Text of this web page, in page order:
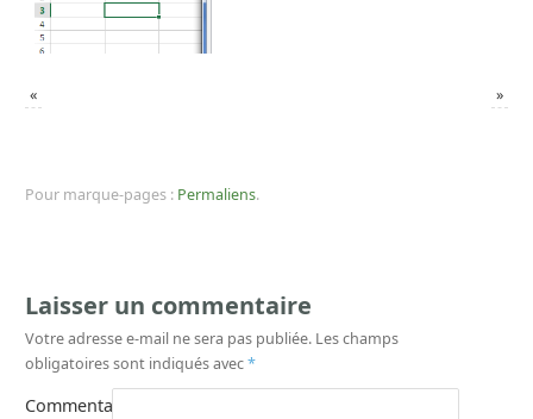
« »
Pour marque-pages : Permaliens.
Laisser un commentaire
Votre adresse e-mail ne sera pas publiée. Les champs
obligatoires sont indiqués avec*
Commentaire